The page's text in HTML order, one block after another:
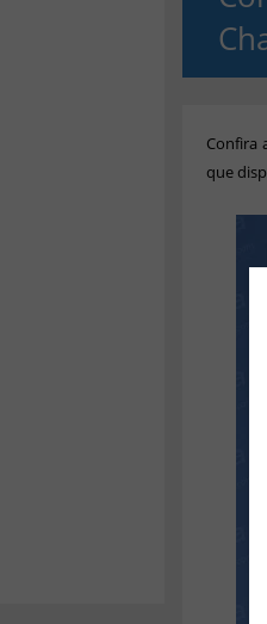
Confira
que